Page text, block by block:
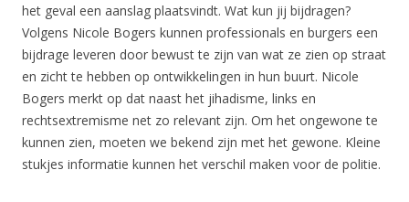
het geval een aanslag plaatsvindt. Wat kun jij bijdragen?
Volgens Nicole Bogers kunnen professionals en burgers een
bijdrage leveren door bewust te zijn van wat ze zien op straat
en zicht te hebben op ontwikkelingen in hun buurt. Nicole
Bogers merkt op dat naast het jihadisme, links en
rechtsextremisme net zo relevant zijn. Om het ongewone te
kunnen zien, moeten we bekend zijn met het gewone. Kleine
stukjes informatie kunnen het verschil maken voor de politie.